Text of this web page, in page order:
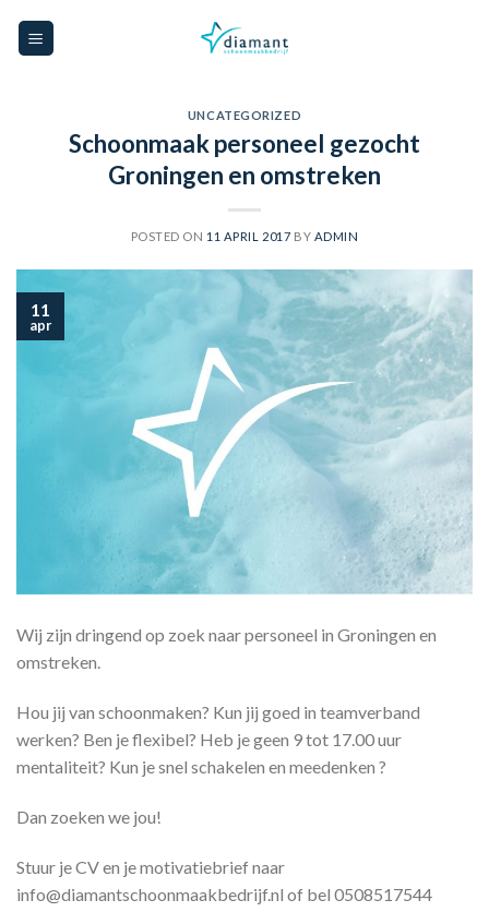
UNCATEGORIZED
Schoonmaak personeel gezocht
Groningen en omstreken
POSTED ON 11 APRIL 2017 BY ADMIN
11
apr
Wij zijn dringend op zoek naar personeel in Groningen en
omstreken.
Hou jij van schoonmaken? Kun jij goed in teamverband
werken? Ben je flexibel? Heb je geen 9 tot 17.00 uur
mentaliteit? Kun je snel schakelen en meedenken ?
Dan zoeken we jou!
Stuur je CV en je motivatiebrief naar
info@diamantschoonmaakbedrijf.nl of bel 0508517544